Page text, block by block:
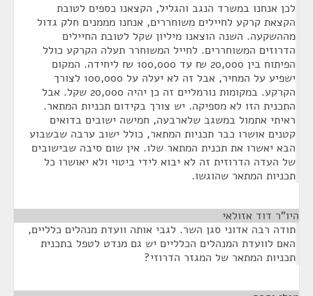
לכן אנחנו במשרד הנגב והגליל, הקצאנו כספים לטובת
הקצאת קרקע לחיילים משוחררים, אנחנו מממנים חלק גדול
מההשקעה. השנה הוצאנו מיליון שקל לטובת החיילים
הדרוזים המשוחררים. לחייל המשוחרר תעלה הקרקע כולל
הפיתוח בין 20,000 ₪ עד 100,000 ₪ ליחידה. המקום
ישפיע על המחיר, אבל זה לא יעלה על 100,000 לצורך
הקרקע. במקומות נורמליים זה כן יהיה 20,000 שקל. אבל
התכנית הזו לא מספיקה. יש צורך בקידום תכניות המתאר.
ראיתי אתמול במשגב שלארבעה, חמישה ישובים בדואים
קטנים אושרו כבר תכניות המתאר, כולל ישוב ערבה שבשבוע
הבא יאשרו את תכנית המתאר שלו. אין שום סיבה שבישובים
של העדה הדרוזית זה לא יבוא לידי ביטוי ולא יאושרו כל
תכניות המתאר שהוגשו.
היו"ר דוד אזולאי
תודה רבה אדוני סגן השר. לגבי אותה וועדת מנהלים כלליים,
האם לוועדת המנהלים הכלליים יש גם מנדט לטפל בתכנית
תכניות המתאר של המגזר הדרוזי?